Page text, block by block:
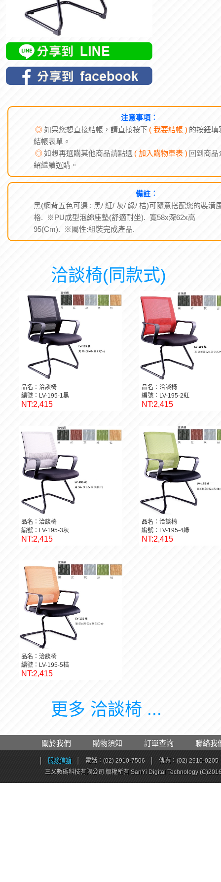
注意事項︰
◎如果您想直接結帳，請直接按下 ( 我要結帳 ) 的按鈕填
結帳表單。
◎如想再選購其他商品請點選 ( 加入購物車表 ) 回到商品
紹繼續選購。
備註︰
黑(網背五色可選 : 黑/ 紅/ 灰/ 綠/ 桔)可隨意搭配您的裝潢
格. ※PU成型泡綿座墊(舒適耐坐). 寬58x深62x高
95(Cm). ※屬性:組裝完成產品.
洽談椅(同款式)
品名：洽談椅
編號：LV-195-1黑
NT:2,415
品名：洽談椅
編號：LV-195-2紅
NT:2,415
品名：洽談椅
編號：LV-195-3灰
NT:2,415
品名：洽談椅
編號：LV-195-4綠
NT:2,415
品名：洽談椅
編號：LV-195-5桔
NT:2,415
更多 洽談椅 ...
關於我們 購物須知 訂單查詢 聯絡我
服務信箱 電話：(02) 2910-7506
傳真：(02) 2910-0205
三乂數碼科技有限公司 版權所有 SanYi Digital Technology